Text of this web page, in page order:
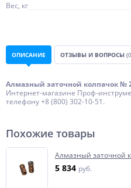
Вес, кг
ОПИСАНИЕ ОТЗЫВЫ И ВОПРОСЫ
Алмазный заточной колпачок №
Интернет-магазине Проф-
телефону +8 (800) 302-10-51.
Похожие товары
Алмазный заточной
5 834 руб.